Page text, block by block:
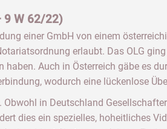
9 W 62/22)
einer GmbH von einem
erlaubt. Das OLG
Auch in Österreich gäbe es
wodurch eine lückenlose
in Deutschland
dies ein spezielles, hoheitliches